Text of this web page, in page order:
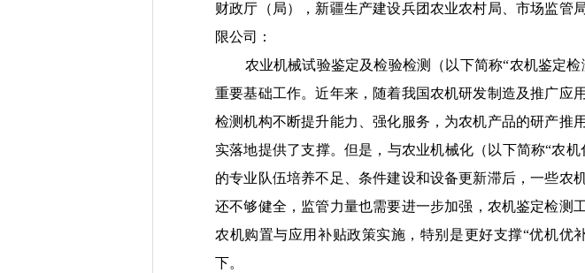
财政厅（局）， 新疆生产建设兵团农业农村局 、市场监管
限公司：
农业机械试验鉴定及检验检测（以下简称“农机鉴定检
重要基础工作。近年来，随着我国农机研发制造及推广应
检测机构不断提升能力、强化服务，为农机产品的研产推
实落地提供了支撑。但是，与农业机械化（以下简称“农机
的专业队伍培养不足 、条件建设和设备更新滞后 ，一些农
还不够健全，监管力量也需要进一步加强 ，农机鉴定检测
农机购置与应用补贴政策实施，特别是更好支撑“优机优
下。